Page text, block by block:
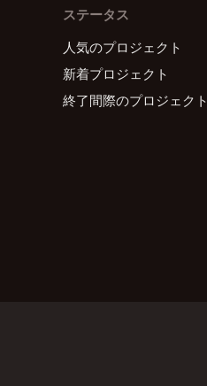
ステータス
人気のプロジェクト
新着プロジェクト
終了間際のプロジェクト